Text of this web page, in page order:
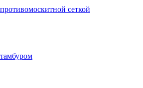
сеткой